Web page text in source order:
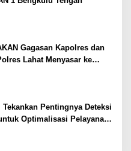
Gagasan Kapolres dan
Lahat Menyasar ke
Pentingnya Deteksi
Optimalisasi Pelayanan